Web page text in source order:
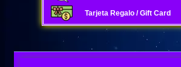
Tarjeta Regalo / Gift Card